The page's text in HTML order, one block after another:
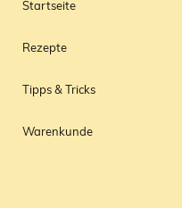
Startseite
Rezepte
Tipps & Tricks
Warenkunde